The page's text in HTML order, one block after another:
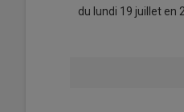
du lundi 19 juillet en